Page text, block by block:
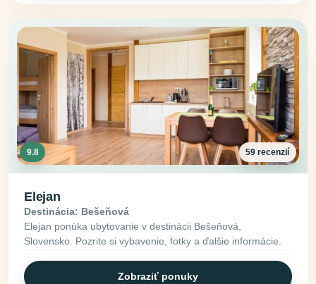
9.8 59 recenzií
Elejan
Destinácia: Bešeňová
Elejan ponúka ubytovanie v destinácii Bešeňová,
Slovensko. Pozrite si vybavenie, fotky a ďalšie informácie.
Zobraziť ponuky